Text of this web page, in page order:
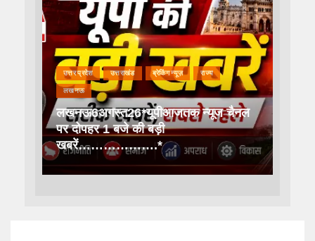
उत्तर प्रदेश उत्तराखंड ब्रेकिंग न्यूज़ राज्य
लखनऊ
लखनऊ6अगस्त26*यूपीआजतक न्यूज चैनल
पर दोपहर 1 बजे की बड़ी
खबरें……………….*